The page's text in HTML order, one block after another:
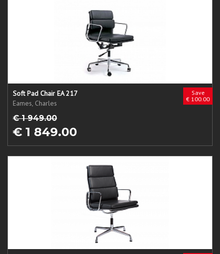
Save
€ 100.00
Soft Pad Chair EA 217
Eames, Charles
€ 1 949.00
€ 1 849.00